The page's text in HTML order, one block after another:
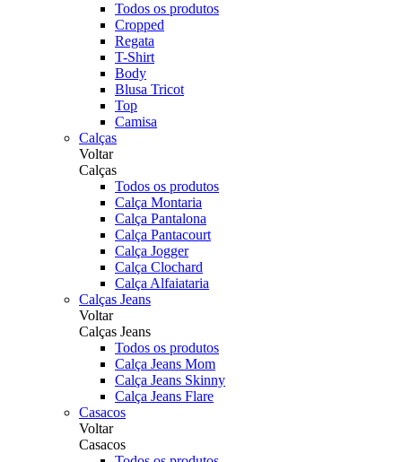
Todos os produtos
Cropped
Regata
T-Shirt
Body
Blusa Tricot
Top
Camisa
Calças
Voltar
Calças
Todos os produtos
Calça Montaria
Calça Pantalona
Calça Pantacourt
Calça Jogger
Calça Clochard
Calça Alfaiataria
Calças Jeans
Voltar
Calças Jeans
Todos os produtos
Calça Jeans Mom
Calça Jeans Skinny
Calça Jeans Flare
Casacos
Voltar
Casacos